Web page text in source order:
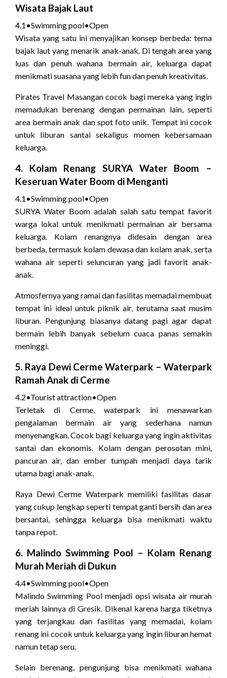
Wisata Bajak Laut
4.1 •Swimming pool•Open
Wisata yang satu ini menyajikan konsep berbeda: tema
bajak laut yang menarik anak-anak. Di tengah area yang
luas dan penuh wahana bermain air, keluarga dapat
menikmati suasana yang lebih fun dan penuh kreativitas.
Pirates Travel Masangan cocok bagi mereka yang ingin
memadukan berenang dengan permainan lain, seperti
area bermain anak dan spot foto unik. Tempat ini cocok
untuk liburan santai sekaligus momen kebersamaan
keluarga.
4. Kolam Renang SURYA Water Boom –
Keseruan Water Boom di Menganti
4.1 •Swimming pool•Open
SURYA Water Boom adalah salah satu tempat favorit
warga lokal untuk menikmati permainan air bersama
keluarga. Kolam renangnya didesain dengan area
berbeda, termasuk kolam dewasa dan kolam anak, serta
wahana air seperti seluncuran yang jadi favorit anak-
anak.
Atmosfernya yang ramai dan fasilitas memadai membuat
tempat ini ideal untuk piknik air, terutama saat musim
liburan. Pengunjung biasanya datang pagi agar dapat
bermain lebih banyak sebelum cuaca panas semakin
meninggi.
5. Raya Dewi Cerme Waterpark – Waterpark
Ramah Anak di Cerme
4.2•Tourist attraction•Open
Terletak di Cerme, waterpark ini menawarkan
pengalaman bermain air yang sederhana namun
menyenangkan. Cocok bagi keluarga yang ingin aktivitas
santai dan ekonomis. Kolam dengan perosotan mini,
pancuran air, dan ember tumpah menjadi daya tarik
utama bagi anak-anak.
Raya Dewi Cerme Waterpark memiliki fasilitas dasar
yang cukup lengkap seperti tempat ganti bersih dan area
bersantai, sehingga keluarga bisa menikmati waktu
tanpa repot.
6. Malindo Swimming Pool – Kolam Renang
Murah Meriah di Dukun
4.4•Swimming pool•Open
Malindo Swimming Pool menjadi opsi wisata air murah
meriah lainnya di Gresik. Dikenal karena harga tiketnya
yang terjangkau dan fasilitas yang memadai, kolam
renang ini cocok untuk keluarga yang ingin liburan hemat
namun tetap seru.
Selain berenang, pengunjung bisa menikmati wahana